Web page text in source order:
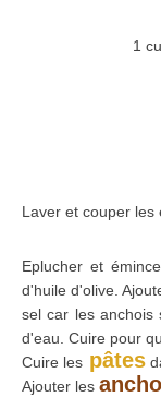
1
Laver et couper les
Eplucher et
d'huile d'olive.
sel car les
d'eau. Cuire pour
Cuire les pâtes
Ajouter les